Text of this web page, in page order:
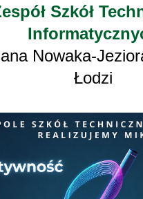
Szkół
Nowaka-
Łodzi